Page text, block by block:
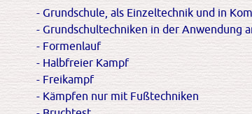
- Grundschule, als Einzeltechnik und in
- Grundschultechniken in der Anwendung
- Formenlauf
- Halbfreier Kampf
- Freikampf
- Kämpfen nur mit Fußtechniken